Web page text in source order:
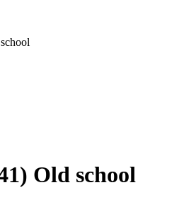
Old school